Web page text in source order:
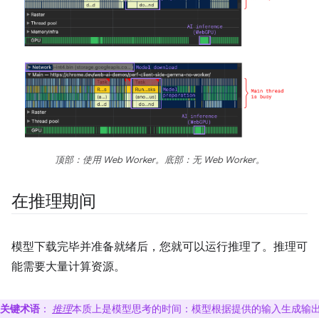
顶部：使用 Web Worker。底部：无 Web Worker。
在推理期间
模型下载完毕并准备就绪后，您就可以运行推理了。推理可
能需要大量计算资源。
关键术语 ： 推理本质上是模型思考的时间：模型根据提供的输入生成输